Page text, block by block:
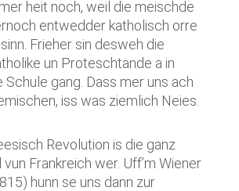
heit noch, weil die meischde
entwedder katholisch orre
Frieher sin desweh die
un Proteschtande a in
gang. Dass mer uns ach
iss was ziemlich Neies.
Revolution is die ganz
vun Frankreich wer. Uff’m Wiener
hunn se uns dann zur